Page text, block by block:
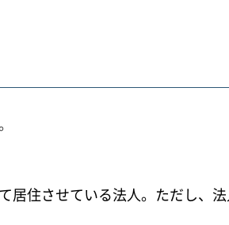
居住させている法人。ただし、